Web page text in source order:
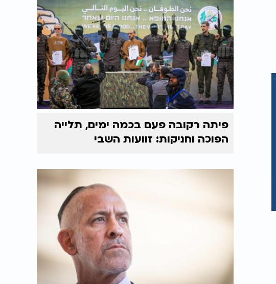
פיתה רקובה פעם בכמה ימים, תלייה
הפוכה וחניקות: זוועות השבי